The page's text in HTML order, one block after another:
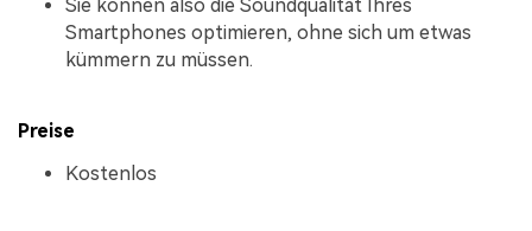
Sie können also die Soundqualität Ihres
Smartphones optimieren, ohne sich um etwas
kümmern zu müssen.
Preise
Kostenlos